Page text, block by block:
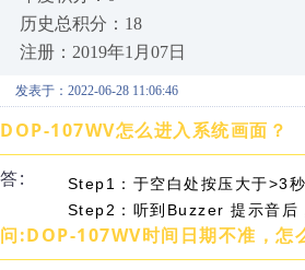
历史总积分：18
注册：2019年1月07日
发表于：2022-06-28 11:06:46
DOP-107WV怎么进入系统画面？
答:
Step1：于空白处按压大于>3
Step2：听到Buzzer 提示音后
问:DOP-107WV时间日期不准，怎